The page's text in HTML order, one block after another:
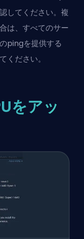
してください。複
は、すべてのサー
pingを提供する
ください。
をアッ